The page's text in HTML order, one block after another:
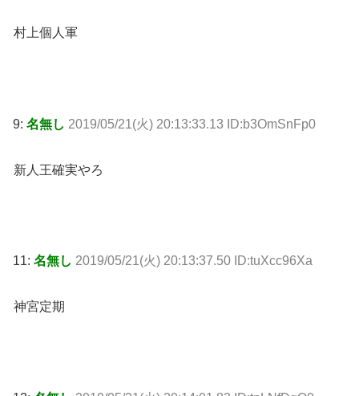
村上個人軍
9: 名無し 2019/05/21(火) 20:13:33.13 ID:b3OmSnFp0
新人王確実やろ
11: 名無し 2019/05/21(火) 20:13:37.50 ID:tuXcc96Xa
神宮定期